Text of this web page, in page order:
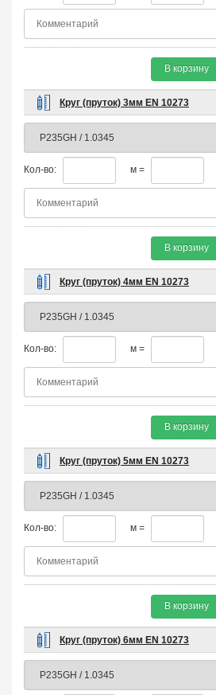
В корзину
Круг (пруток) 3мм EN 10273
Кол-во: м =
В корзину
Круг (пруток) 4мм EN 10273
Кол-во: м =
В корзину
Круг (пруток) 5мм EN 10273
Кол-во: м =
В корзину
Круг (пруток) 6мм EN 10273